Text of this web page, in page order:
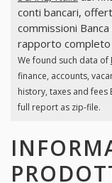
conti bancari,
commissioni Banca
rapporto completo
We found such data of
finance, accounts,
history, taxes and fees
full report as zip-file.